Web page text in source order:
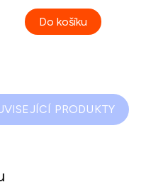
Do košíku
PRODUKTY